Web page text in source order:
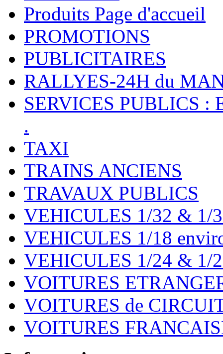
Produits Page d'accueil
PROMOTIONS
PUBLICITAIRES
RALLYES-24H du
SERVICES PUBLICS :
.
TAXI
TRAINS ANCIENS
TRAVAUX PUBLICS
VEHICULES 1/32 & 1/
VEHICULES 1/18
VEHICULES 1/24 & 1/
VOITURES
VOITURES de
VOITURES